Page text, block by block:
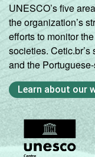
UNESCO’s five
the organization’s
efforts to monitor
societies.
and the
Learn about our